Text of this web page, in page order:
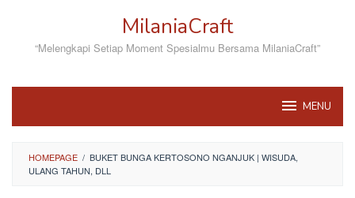
content
MilaniaCraft
“Melengkapi Setiap Moment Spesialmu Bersama MilaniaCraft”
MENU
HOMEPAGE / BUKET BUNGA KERTOSONO NGANJUK | WISUDA,
ULANG TAHUN, DLL